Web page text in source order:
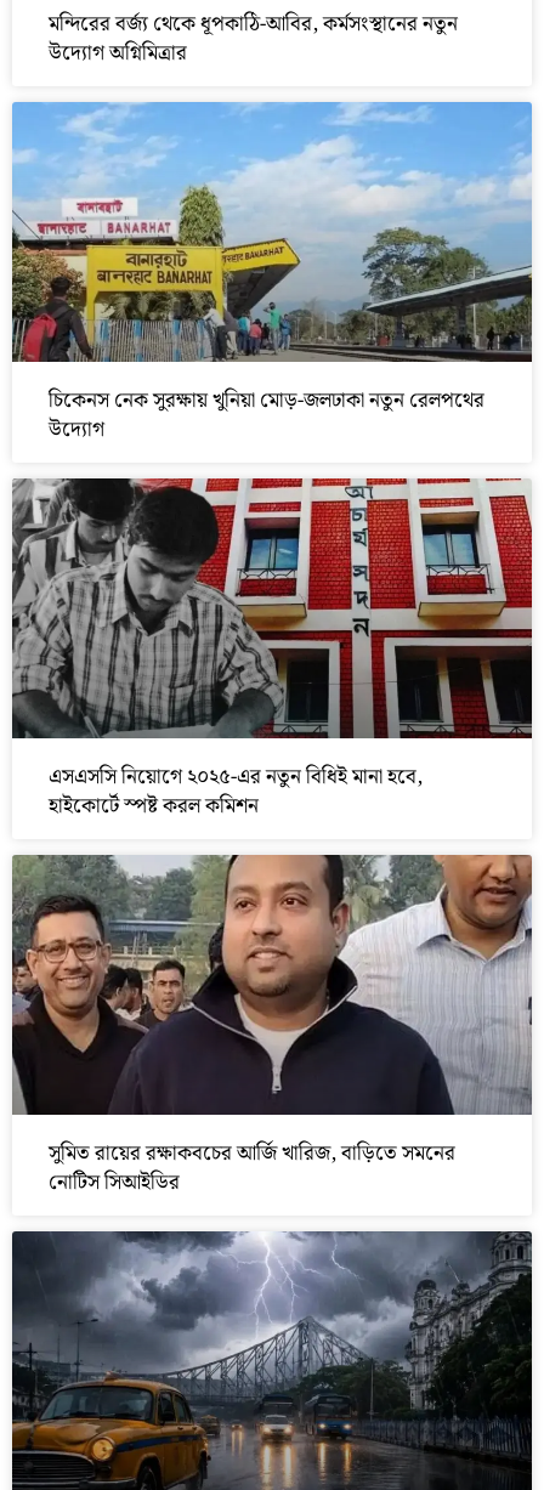
মন্দিরের বর্জ্য থেকে ধূপকাঠি-আবির, কর্মসংস্থানের নতুন
উদ্যোগ অগ্নিমিত্রার
চিকেনস নেক সুরক্ষায় খুনিয়া মোড়-জলঢাকা নতুন রেলপথের
উদ্যোগ
এসএসসি নিয়োগে ২০২৫-এর নতুন বিধিই মানা হবে,
হাইকোর্টে স্পষ্ট করল কমিশন
সুমিত রায়ের রক্ষাকবচের আর্জি খারিজ, বাড়িতে সমনের
নোটিস সিআইডির